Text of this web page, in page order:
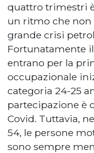
quattro trimestri
un ritmo che non
grande crisi
Fortunatamente
entrano per la
occupazionale
categoria 24-25
partecipazione è
Covid. Tuttavia,
54, le persone
sono sempre